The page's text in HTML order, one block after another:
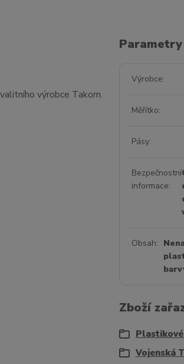
výrobce Takom.
Parametry
Výrobce
Měřítko
Pásy
Bezpečnostní
informace
Obsah
Zboží
Vojenská